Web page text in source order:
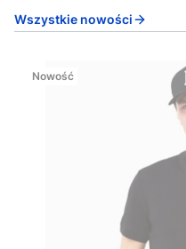
Wszystkie nowości
Nowość